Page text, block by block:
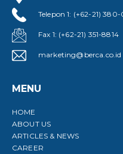
Telepon 1: (+62-21)
Fax 1: (+62-21) 351-8814
marketing@berca.co.id
MENU
HOME
ABOUT US
ARTICLES & NEWS
CAREER